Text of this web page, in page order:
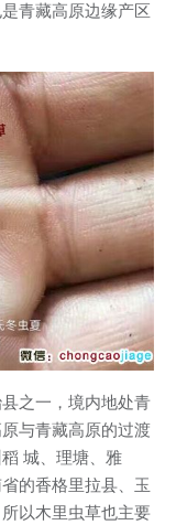
青藏高原边缘产区
之一，境内地处青
与青藏高原的过渡
城、理塘、雅
的香格里拉县、玉
以木里虫草也主要